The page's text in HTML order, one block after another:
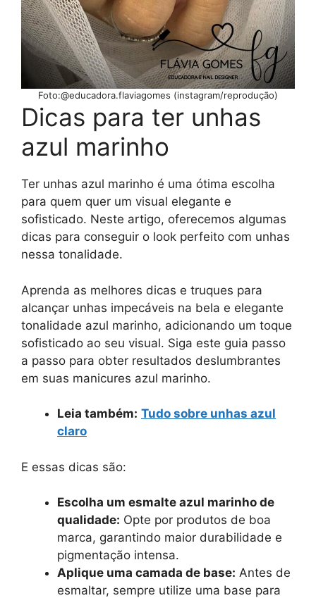
Foto:@educadora.flaviagomes (instagram/reprodução)
Dicas para ter unhas
azul marinho
Ter unhas azul marinho é uma ótima escolha
para quem quer um visual elegante e
sofisticado. Neste artigo, oferecemos algumas
dicas para conseguir o look perfeito com unhas
nessa tonalidade.
Aprenda as melhores dicas e truques para
alcançar unhas impecáveis na bela e elegante
tonalidade azul marinho, adicionando um toque
sofisticado ao seu visual. Siga este guia passo
a passo para obter resultados deslumbrantes
em suas manicures azul marinho.
Leia também: Tudo sobre unhas azul
claro
E essas dicas são:
Escolha um esmalte azul marinho de
qualidade: Opte por produtos de boa
marca, garantindo maior durabilidade e
pigmentação intensa.
Aplique uma camada de base: Antes de
esmaltar, sempre utilize uma base para